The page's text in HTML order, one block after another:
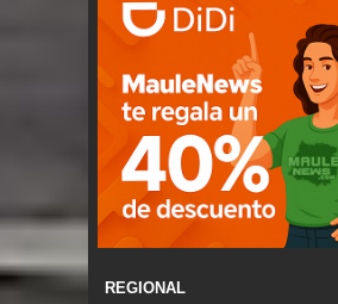
REGIONAL